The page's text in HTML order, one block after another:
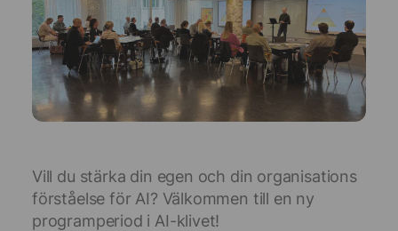
Vill du stärka din egen och din organisations
förståelse för AI? Välkommen till en ny
programperiod i AI-klivet!